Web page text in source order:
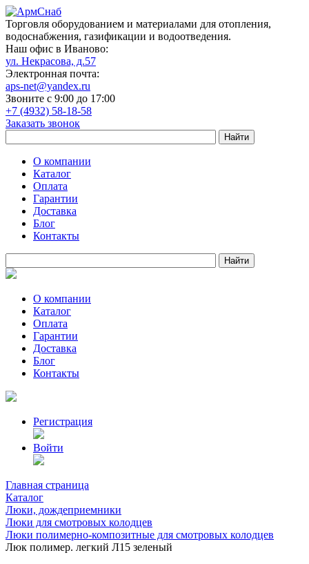
Торговля оборудованием и материалами для отопления,
водоснабжения, газификации и водоотведения.
Наш офис в Иваново:
ул. Некрасова, д.57
Электронная почта:
aps-net@yandex.ru
Звоните с 9:00 до 17:00
+7 (4932) 58-18-58
Заказать звонок
О компании
Каталог
Оплата
Гарантии
Доставка
Блог
Контакты
О компании
Каталог
Оплата
Гарантии
Доставка
Блог
Контакты
Регистрация
Войти
Главная страница
Каталог
Люки, дождеприемники
Люки для смотровых колодцев
Люки полимерно-композитные для смотровых колодцев
Люк полимер. легкий Л15 зеленый